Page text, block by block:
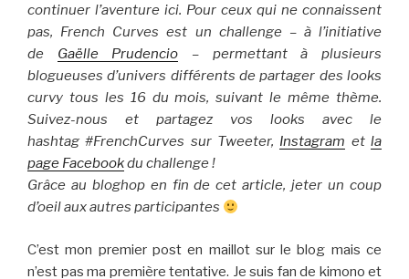
continuer l’aventure ici. Pour ceux qui ne connaissent
pas, French Curves est un challenge – à l’initiative
de Gaëlle Prudencio – permettant à plusieurs
blogueuses d’univers différents de partager des looks
curvy tous les 16 du mois, suivant le même thème.
Suivez-nous et partagez vos looks avec le
hashtag #FrenchCurves sur Tweeter, Instagram etla
page Facebookdu challenge !
Grâce au bloghop en fin de cet article, jeter un coup
d’oeil aux autres participantes
C’est mon premier post en maillot sur le blog mais ce
n’est pas ma première tentative. Je suis fan de kimono et